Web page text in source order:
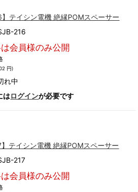
】テイシン電機 絶縁POMスペーサー
216
会員様のみ公開
円)
れ中
はログインが必要です
】テイシン電機 絶縁POMスペーサー
217
会員様のみ公開